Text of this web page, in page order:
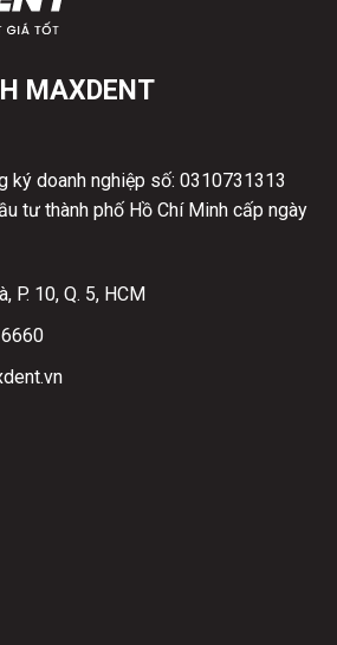
MAXDENT
ký doanh nghiệp số: 0310731313
tư thành phố Hồ Chí Minh cấp ngày
P. 10, Q. 5, HCM